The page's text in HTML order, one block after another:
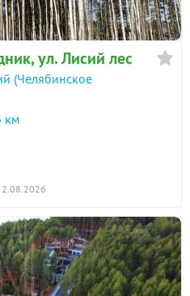
ул. Лисий лес
(Челябинское
км
2.08.2026